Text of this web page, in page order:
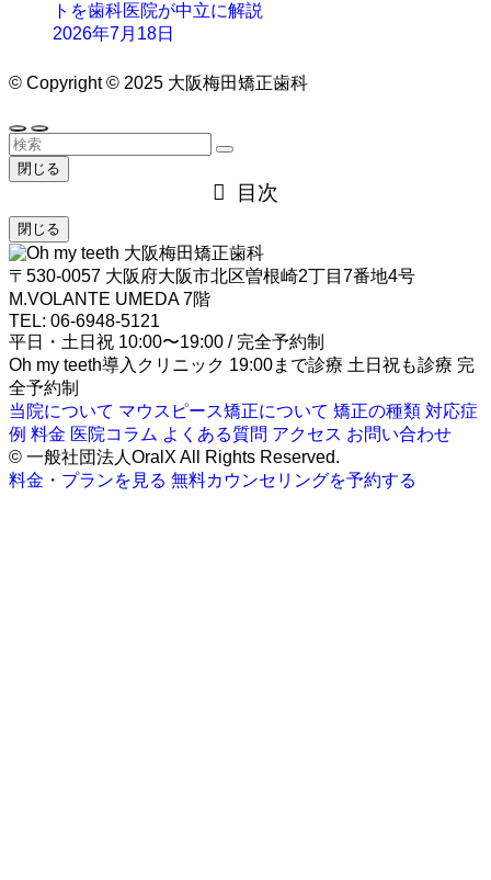
トを歯科医院が中立に解説
2026年7月18日
© Copyright © 2025 大阪梅田矯正歯科
閉じる
目次
閉じる
大阪梅田矯正歯科
〒530-0057 大阪府大阪市北区曽根崎2丁目7番地4号
M.VOLANTE UMEDA 7階
TEL: 06-6948-5121
平日・土日祝 10:00〜19:00 / 完全予約制
Oh my teeth導入クリニック 19:00まで診療 土日祝も診療 完
全予約制
当院について マウスピース矯正について 矯正の種類 対応症
例 料金 医院コラム よくある質問 アクセス お問い合わせ
© 一般社団法人OralX All Rights Reserved.
料金・プランを見る 無料カウンセリングを予約する